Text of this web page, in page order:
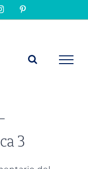
Instagram
3